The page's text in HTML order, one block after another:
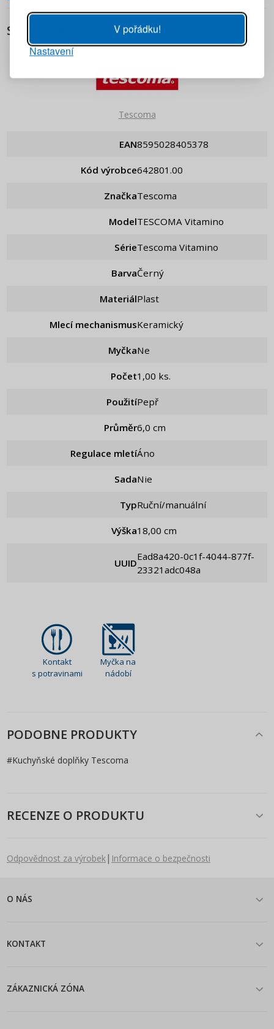
V pořádku!
Nastavení
SPECIFIKACE
Tescoma
EAN 8595028405378
Kód výrobce 642801.00
Značka Tescoma
Model TESCOMA Vitamino
Série Tescoma Vitamino
Barva Černý
Materiál Plast
Mlecí mechanismus Keramický
Myčka Ne
Počet 1,00 ks.
Použití Pepř
Průměr 6,0 cm
Regulace mletí áno
Sada nie
Typ Ruční/manuální
Výška 18,00 cm
UUID
ead8a420-0c1f-4044-877f-
23321adc048a
Kontakt
s potravinami
Myčka na
nádobí
PODOBNE PRODUKTY
#Kuchyňské doplňky Tescoma
RECENZE O PRODUKTU
Odpovědnost za výrobek| Informace o bezpečnosti
O NÁS
KONTAKT
ZÁKAZNICKÁ ZÓNA
PŘIHLÁSIT SE
Připomenutí hesla